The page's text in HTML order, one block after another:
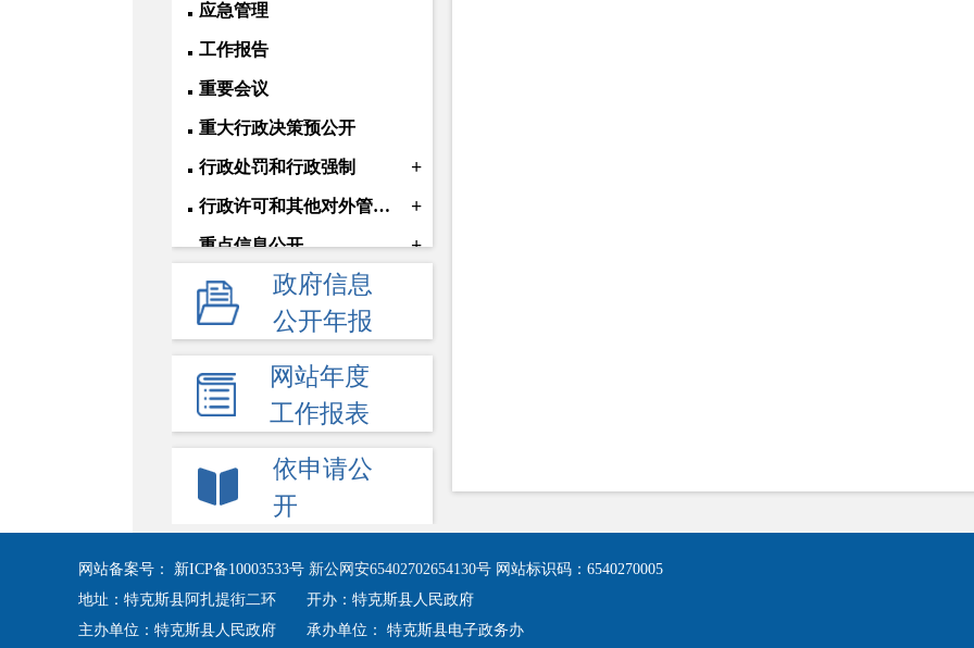
应急管理
工作报告
重要会议
重大行政决策预公开
行政处罚和行政强制 +
行政许可和其他对外管理服务信息 +
重点信息公开 +
权责清单
政府信息
公开年报
网站年度
工作报表
依申请公
开
网站备案号： 新ICP备10003533号 新公网安65402702654130号 网站标识码：6540270005
地址：特克斯县阿扎提街二环 开办：特克斯县人民政府
主办单位：特克斯县人民政府 承办单位： 特克斯县电子政务办